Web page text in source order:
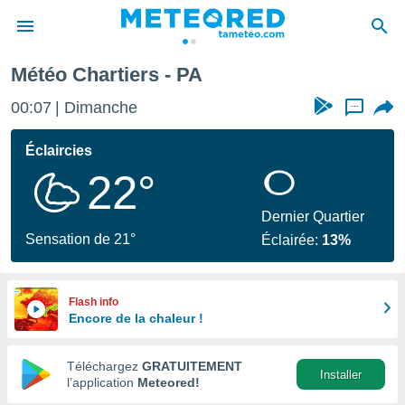
de
en
Météo Chartiers - PA
00:07 Dimanche ...
Éclaircies
22°
Sensation de 21°
Dernier Quartier
Éclairée: 13%
Flash info
Encore de la chaleur !
Téléchargez GRATUITEMENT
l’application Meteored!
Installer